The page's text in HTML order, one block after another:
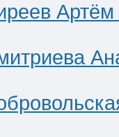
Артём